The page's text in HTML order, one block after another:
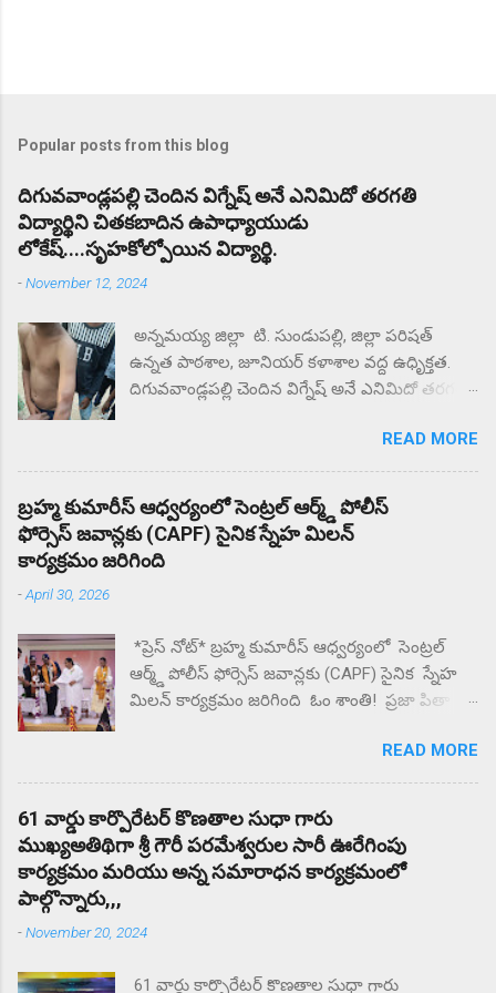
Popular posts from this blog
దిగువవాండ్లపల్లి చెందిన విగ్నేష్ అనే ఎనిమిదో తరగతి
విద్యార్థిని చితకబాదిన ఉపాధ్యాయుడు
లోకేష్....సృహకోల్పోయిన విద్యార్థి.
-November 12, 2024
అన్నమయ్య జిల్లా టి. సుండుపల్లి, జిల్లా పరిషత్
ఉన్నత పాఠశాల, జూనియర్ కళాశాల వద్ద ఉధృిక్తత.
దిగువవాండ్లపల్లి చెందిన విగ్నేష్ అనే ఎనిమిదో తరగతి
సృహకోల్పోయిన విద్యార్థి. జిల్లా పరిషత్ ఉన్నత
పాఠశాల వద్ద తల్లిదండ్రులు ధర్నా.. ఎందుకు కోట్టారని
తల్లిదండ్రులు ప్రశ్నిస్తే మీకు దిక్కున్నచోట చెప్పుకోండని
సంఘటన స్థలం నుంచి ఉడాయించాడంటున్న
తల్లిదండ్రులకు. దాదాపు రెండు గంటల నుంచి కళాశాల
పలు ఉపాధ్యాయులు గంటల తరబడి తల్లిదండ్రులను
మందులిస్తున్న పలు ఉపాధ్యాయులు న్యాయం జరిగే
వరకు ఇక్కడ నుంచి కదిలేది లేదని భీష్మించుకోని
READ MORE
బ్రహ్మ కుమారీస్ ఆధ్వర్యంలో సెంట్రల్ ఆర్మ్డ్ పోలీస్
ఫోర్సెస్ జవాన్లకు (CAPF) సైనిక స్నేహ మిలన్
కార్యక్రమం జరిగింది
-April 30, 2026
*ప్రెస్ నోట్* బ్రహ్మ కుమారీస్ ఆధ్వర్యంలో సెంట్రల్
ఆర్మ్డ్ పోలీస్ ఫోర్సెస్ జవాన్లకు (CAPF) సైనిక స్నేహ
మిలన్ కార్యక్రమం జరిగింది ఓం శాంతి! ప్రజా పితా
న్యూ జగన్నాధపురం లో గల పరమాత్మ అనుభూతి
ధామ్ సేవా కేంద్రం లో CAPF విభాగానికి
సంబంధించిన రిటైర్డ్ మరియు ఇన్ సర్వీస్ లో ఉన్న 70
మంది CAPF జవాన్ల తో స్నేహ మిలన్ కార్యక్రమం
నిర్వహించారు దేశ రక్షణ కోసం , చేస్తున్న త్యాగం ,
సేవలను కొనియాడారు. ఎల్లప్పుడూ దేశమంతా CAPF
కుమారి రాజేశ్వరి అక్కయ్య కొనియాడారు . ఈ
READ MORE
61 వార్డు కార్పొరేటర్ కొణతాల సుధా గారు
ముఖ్యఅతిథిగా శ్రీ గౌరీ పరమేశ్వరుల సారీ ఊరేగింపు
కార్యక్రమం మరియు అన్న సమారాధన కార్యక్రమంలో
పాల్గొన్నారు,,,
-November 20, 2024
61 వార్డు కార్పొరేటర్ కొణతాల సుధా గారు